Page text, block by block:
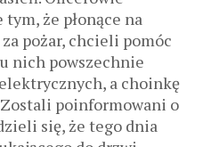
że płonące na
pożar, chcieli pomóc
nich powszechnie
a choinkę
poinformowani o
się, że tego dnia